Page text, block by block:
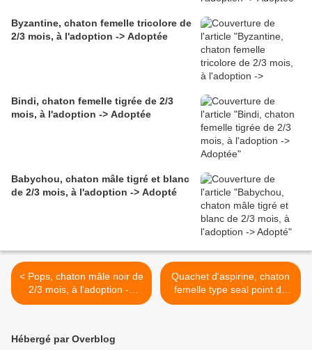
Byzantine, chaton femelle tricolore de
2/3 mois, à l'adoption -> Adoptée
Bindi, chaton femelle tigrée de 2/3
mois, à l'adoption -> Adoptée
Babychou, chaton mâle tigré et blanc
de 2/3 mois, à l'adoption -> Adopté
< Pops, chaton mâle noir de
2/3 mois, à l'adoption ->
adopté
Quachet d'aspirine, chaton
femelle type seal point de
2/3 mois, à l'adoption ->
Hébergé par Overblog